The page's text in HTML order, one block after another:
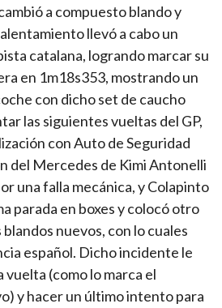
a compuesto blando y
llevó a cabo un
catalana, logrando marcar su
en 1m18s353, mostrando un
con dicho set de caucho
las siguientes vueltas del GP,
con Auto de Seguridad
del Mercedes de Kimi Antonelli
una falla mecánica, y Colapinto
parada en boxes y colocó otro
nuevos, con lo cuales
español. Dicho incidente le
(como lo marca el
y hacer un último intento para